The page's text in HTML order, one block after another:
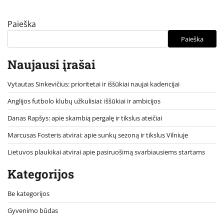
Paieška
Paieška
Naujausi įrašai
Vytautas Sinkevičius: prioritetai ir iššūkiai naujai kadencijai
Anglijos futbolo klubų užkulisiai: iššūkiai ir ambicijos
Danas Rapšys: apie skambią pergalę ir tikslus ateičiai
Marcusas Fosteris atvirai: apie sunkų sezoną ir tikslus Vilniuje
Lietuvos plaukikai atvirai apie pasiruošimą svarbiausiems startams
Kategorijos
Be kategorijos
Gyvenimo būdas